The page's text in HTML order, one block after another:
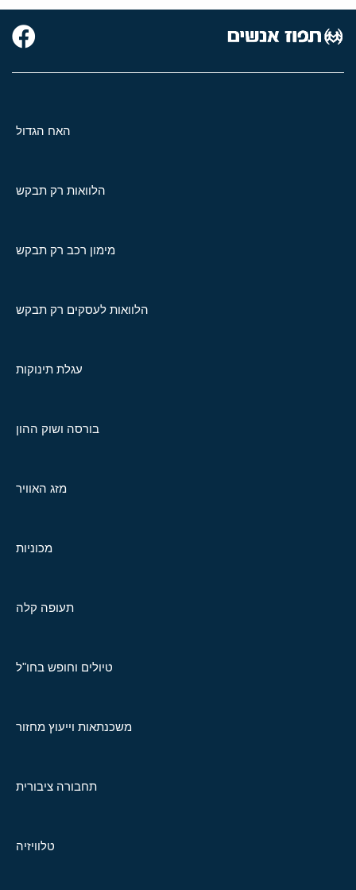
האח הגדול
הלוואות רק תבקש
מימון רכב רק תבקש
הלוואות לעסקים רק תבקש
עגלת תינוקות
בורסה ושוק ההון
מזג האוויר
מכוניות
תעופה קלה
טיולים וחופש בחו"ל
משכנתאות וייעוץ מחזור
תחבורה ציבורית
טלוויזיה